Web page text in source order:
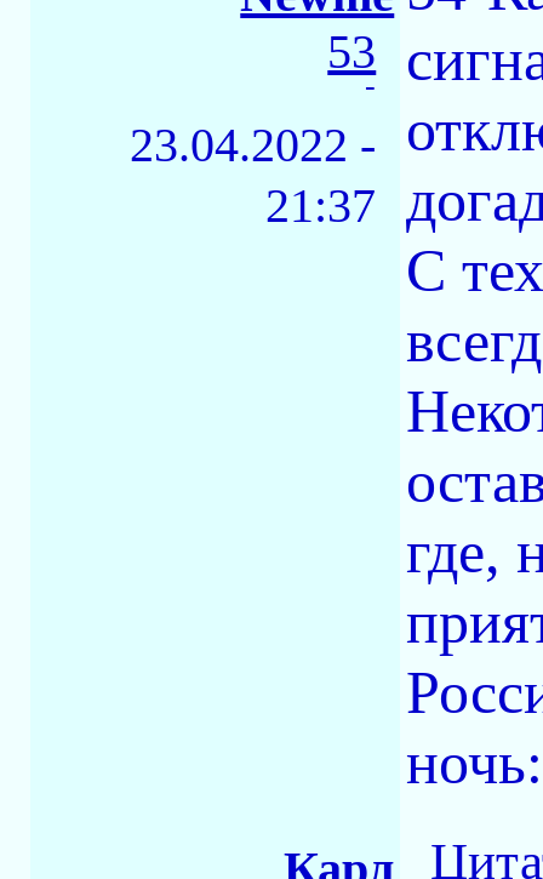
53
-
23.04.2022 -
21:37
С
где,